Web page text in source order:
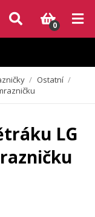
nejsou skladem,
0
/ Ostatní /
LG